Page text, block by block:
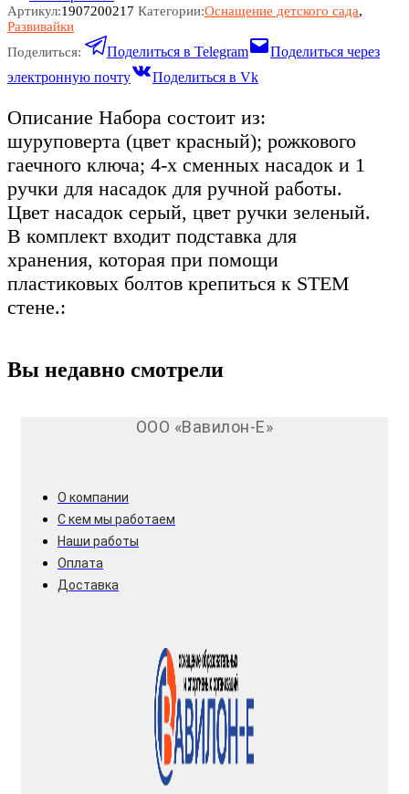
Артикул:1907200217 Категории:Оснащение детского сада,
Развивайки
Поделиться:
Поделиться в Telegram
Поделиться через
электронную почту
Поделиться в Vk
Описание Набора состоит из:
шуруповерта (цвет красный); рожкового
гаечного ключа; 4-х сменных насадок и 1
ручки для насадок для ручной работы.
Цвет насадок серый, цвет ручки зеленый.
В комплект входит подставка для
хранения, которая при помощи
пластиковых болтов крепиться к STEM
стене.:
Вы недавно смотрели
ООО «Вавилон-Е»
О компании
С кем мы работаем
Наши работы
Оплата
Доставка